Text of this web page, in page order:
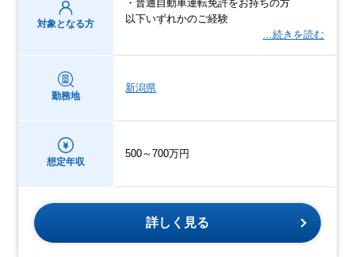
対象となる方
・普通自動車運転免許をお持ちの方
以下いずれかのご経験
…続きを読む
勤務地
新潟県
想定年収
500～700万円
詳しく見る